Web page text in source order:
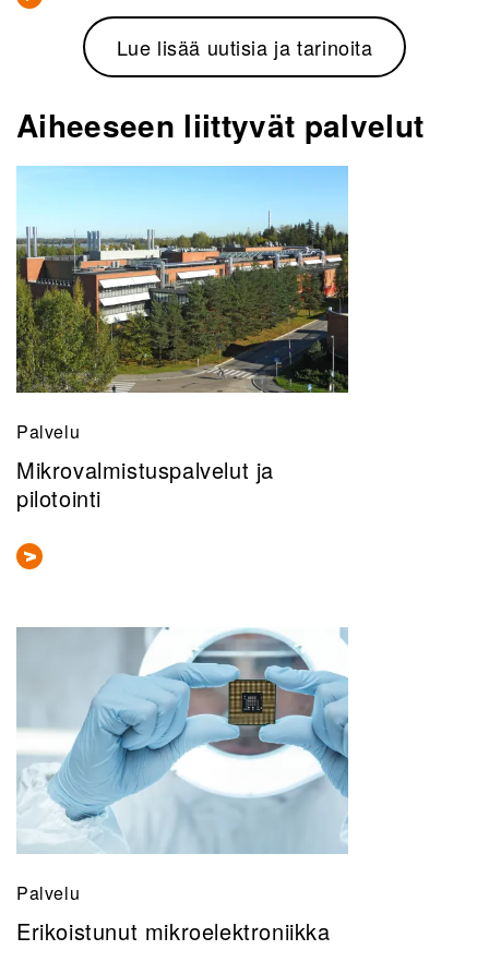
Lue lisää uutisia ja tarinoita
Aiheeseen liittyvät palvelut
Palvelu
Mikrovalmistuspalvelut ja
pilotointi
Palvelu
Erikoistunut mikroelektroniikka